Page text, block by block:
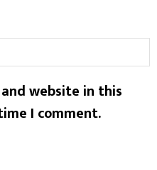
website in this
I comment.